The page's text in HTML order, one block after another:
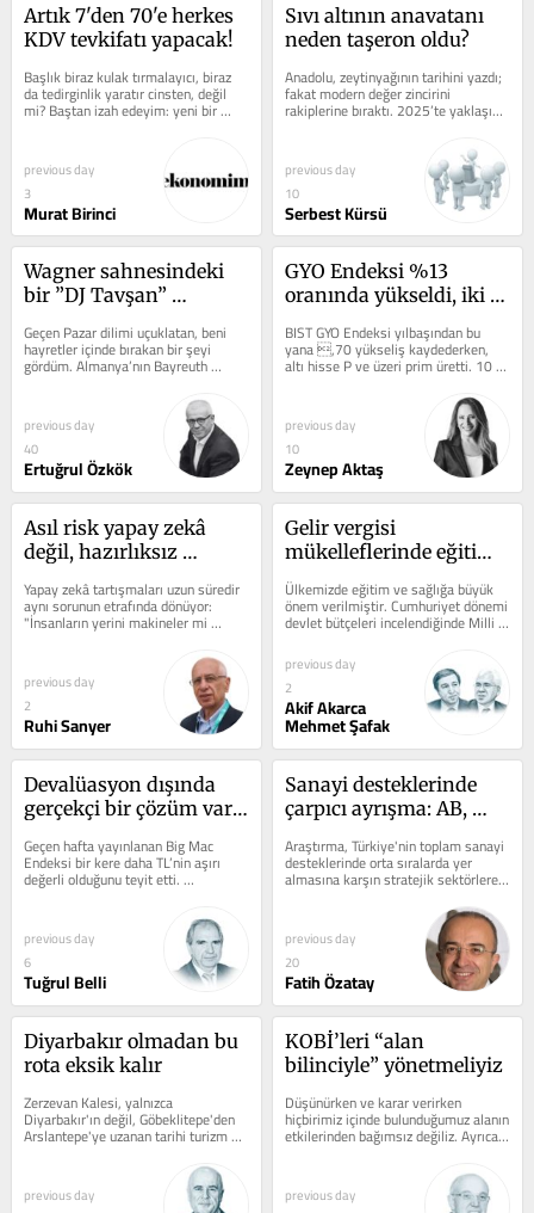
Artık 7'den 70'e herkes
KDV tevkifatı yapacak!
Başlık biraz kulak tırmalayıcı, biraz
da tedirginlik yaratır cinsten, değil
mi? Baştan izah edeyim: yeni bir
düzenleme veya uygulamadan...
previous day
3
Murat Birinci
Sıvı altının anavatanı
neden taşeron oldu?
Anadolu, zeytinyağının tarihini yazdı;
fakat modern değer zincirini
rakiplerine bıraktı. 2025’te yaklaşık
25 milyar dolarlık küresel...
previous day
10
Serbest Kürsü
Wagner sahnesindeki
bir ”DJ Tavşan”
hayaletini nasıl kovdu?
Geçen Pazar dilimi uçuklatan, beni
hayretler içinde bırakan bir şeyi
gördüm. Almanya’nın Bayreuth
kasabasındaydım. Ertesi akşam...
previous day
40
Ertuğrul Özkök
GYO Endeksi %13
oranında yükseldi, iki
%100’ü geçti
BIST GYO Endeksi yılbaşından bu
yana ,70 yükseliş kaydederken,
altı hisse P ve üzeri prim üretti. 10
hissenin !’den fazla kaybettirdiği...
previous day
10
Zeynep Aktaş
Asıl risk yapay zekâ
değil, hazırlıksız
Yapay zekâ tartışmaları uzun süredir
aynı sorunun etrafında dönüyor:
"İnsanların yerini makineler mi
alacak?" Elbette bu...
previous day
2
Ruhi Sanyer
Gelir vergisi
mükelleflerinde eğitim
harcamaları indirimi
Ülkemizde eğitim ve sağlığa büyük
önem verilmiştir. Cumhuriyet dönemi
devlet bütçeleri incelendiğinde Milli
Savunma, Milli Eğitim ve...
previous day
2
Akif Akarca
Mehmet Şafak
Devalüasyon dışında
gerçekçi bir çözüm var
Geçen hafta yayınlanan Big Mac
Endeksi bir kere daha TL’nin aşırı
değerli olduğunu teyit etti.
Endeksteki yerimiz bizimle akran
previous day
6
Tuğrul Belli
Sanayi desteklerinde
çarpıcı ayrışma: AB,
Araştırma, Türkiye'nin toplam sanayi
desteklerinde orta sıralarda yer
almasına karşın stratejik sektörlere
ayırdığı kaynak...
previous day
20
Fatih Özatay
Diyarbakır olmadan bu
rota eksik kalır
Zerzevan Kalesi, yalnızca
Diyarbakır'ın değil, Göbeklitepe'den
Arslantepe'ye uzanan tarihi turizm
koridorunun en önemli...
previous day
KOBİ’leri “alan
bilinciyle” yönetmeliyiz
Düşünürken ve karar verirken
hiçbirimiz içinde bulunduğumuz alanın
etkilerinden bağımsız değiliz. Ayrıca
alanların bilişsel ve duygusal...
previous day